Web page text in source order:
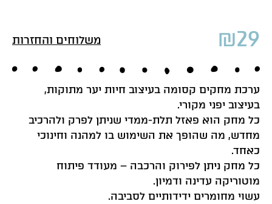
₪29 משלוחים והחזרות
ערכת מחקים קסומה בעיצוב חיות יער מתוקות,
בעיצוב יפני מקורי.
כל מחק הוא פאזל תלת-ממדי שניתן לפרק ולהרכיב
מחדש, מה שהופך את השימוש בו למהנה וחינוכי
כאחד.
כל מחק ניתן לפירוק והרכבה – מעודד פיתוח
מוטוריקה עדינה ודמיון.
עשוי מחומרים ידידותיים לסביבה.